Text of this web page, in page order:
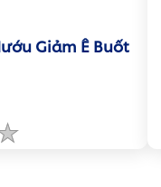
Giảm Ê Buốt